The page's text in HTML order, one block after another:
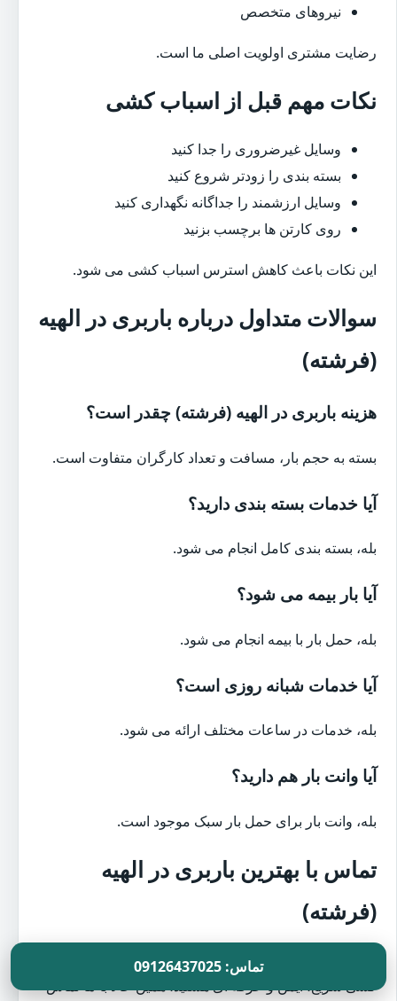
نیروهای متخصص
رضایت مشتری اولویت اصلی ما است.
نکات مهم قبل از اسباب کشی
وسایل غیرضروری را جدا کنید
بسته بندی را زودتر شروع کنید
وسایل ارزشمند را جداگانه نگهداری کنید
روی کارتن ها برچسب بزنید
این نکات باعث کاهش استرس اسباب کشی می شود.
سوالات متداول درباره باربری در الهیه
(فرشته)
هزینه باربری در الهیه (فرشته) چقدر است؟
بسته به حجم بار، مسافت و تعداد کارگران متفاوت است.
آیا خدمات بسته بندی دارید؟
بله، بسته بندی کامل انجام می شود.
آیا بار بیمه می شود؟
بله، حمل بار با بیمه انجام می شود.
آیا خدمات شبانه روزی است؟
بله، خدمات در ساعات مختلف ارائه می شود.
آیا وانت بار هم دارید؟
بله، وانت بار برای حمل بار سبک موجود است.
تماس با بهترین باربری در الهیه
(فرشته)
بهترین باربری در الهیه (فرشته)
کشی سریع، ایمن و حرفه ای هستید، همین حالا با ما تماس
تماس: 09126437025